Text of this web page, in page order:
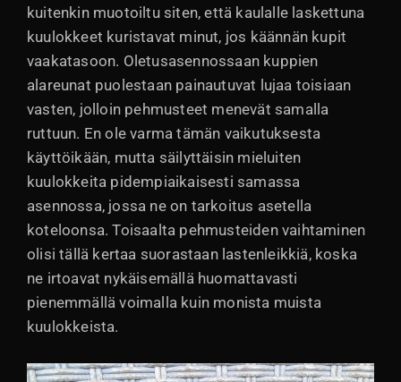
kuitenkin muotoiltu siten, että kaulalle laskettuna
kuulokkeet kuristavat minut, jos käännän kupit
vaakatasoon. Oletusasennossaan kuppien
alareunat puolestaan painautuvat lujaa toisiaan
vasten, jolloin pehmusteet menevät samalla
ruttuun. En ole varma tämän vaikutuksesta
käyttöikään, mutta säilyttäisin mieluiten
kuulokkeita pidempiaikaisesti samassa
asennossa, jossa ne on tarkoitus asetella
koteloonsa. Toisaalta pehmusteiden vaihtaminen
olisi tällä kertaa suorastaan lastenleikkiä, koska
ne irtoavat nykäisemällä huomattavasti
pienemmällä voimalla kuin monista muista
kuulokkeista.